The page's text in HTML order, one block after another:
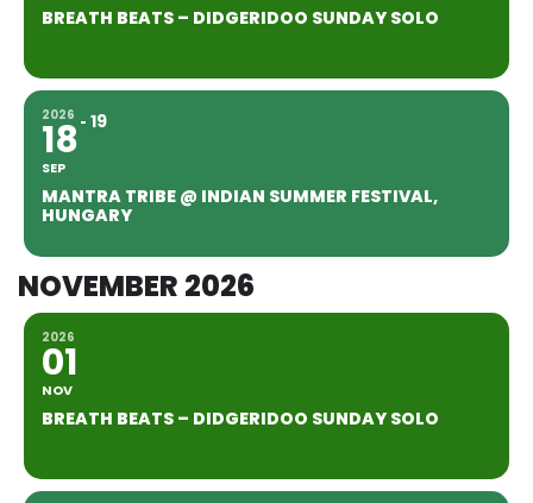
BREATH BEATS – DIDGERIDOO SUNDAY SOLO
2026
18
SEP
19
MANTRA TRIBE @ INDIAN SUMMER FESTIVAL,
HUNGARY
NOVEMBER 2026
2026
01
NOV
BREATH BEATS – DIDGERIDOO SUNDAY SOLO